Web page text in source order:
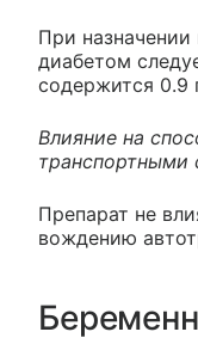
При
диабетом
содержится 0.9
Влияние на
транспортными
Препарат не
вождению